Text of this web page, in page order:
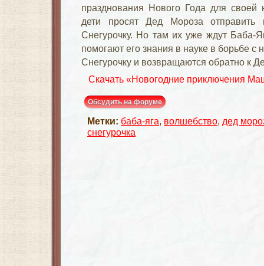
празднования Нового Года для своей
дети просят Дед Мороза
Снегурочку. Но там их уже ждут Баба-
помогают его знания в науке в борьбе с
Снегурочку и возвращаются обратно к
Скачать «Новогодние приключения
Обсудить на форуме
Метки: баба-яга, волшебство, дед
снегурочка